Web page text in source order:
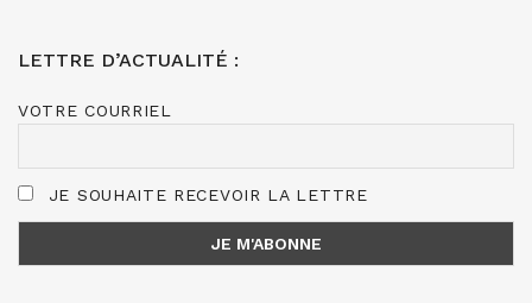
LETTRE D’ACTUALITÉ :
VOTRE COURRIEL
JE SOUHAITE RECEVOIR LA LETTRE